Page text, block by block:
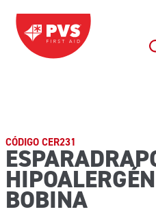
Saltar al contenido
Navegación
CÓDIGO CER231
BOBINA